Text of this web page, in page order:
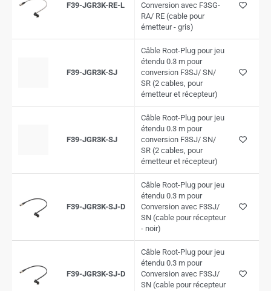
F39-JGR3K-RE-L
Conversion avec F3SG-
RA/ RE (cable pour
émetteur - gris)
F39-JGR3K-SJ
Câble Root-Plug pour jeu
étendu 0.3 m pour
conversion F3SJ/ SN/
SR (2 cables, pour
émetteur et récepteur)
F39-JGR3K-SJ
Câble Root-Plug pour jeu
étendu 0.3 m pour
conversion F3SJ/ SN/
SR (2 cables, pour
émetteur et récepteur)
F39-JGR3K-SJ-D
Câble Root-Plug pour jeu
étendu 0.3 m pour
Conversion avec F3SJ/
SN (cable pour récepteur
- noir)
F39-JGR3K-SJ-D
Câble Root-Plug pour jeu
étendu 0.3 m pour
Conversion avec F3SJ/
SN (cable pour récepteur